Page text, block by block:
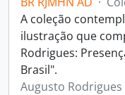
A coleção
ilustração que
Rodrigues:
Brasil".
Augusto Rodrigues